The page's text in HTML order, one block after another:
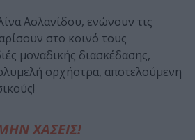
Ασλανίδου, ενώνουν τις
στο κοινό τους
μοναδικής διασκέδασης,
ορχήστρα, αποτελούμενη
ΧΑΣΕΙΣ!